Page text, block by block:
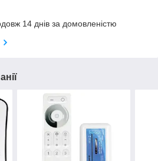
14 днів за домовленістю